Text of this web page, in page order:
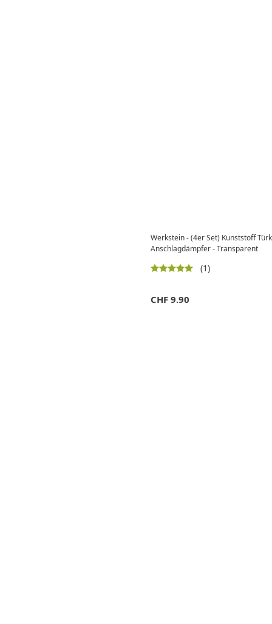
Werkstein - (4er Set) Kunststoff
Anschlagdämpfer - Transparent
(1)
CHF 9.90